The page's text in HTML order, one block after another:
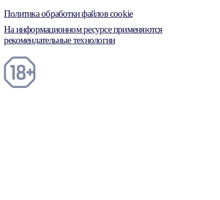
Политика обработки файлов cookie
На информационном ресурсе применяются
рекомендательные технологии